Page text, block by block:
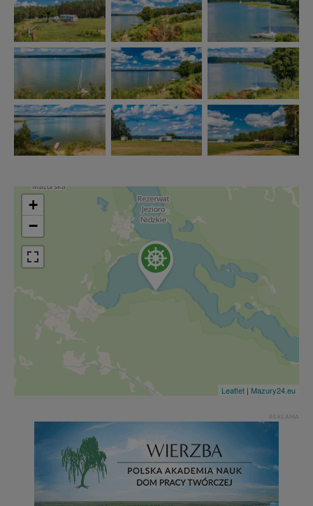
+
−
Leaflet | Mazury24.eu
REKLAMA